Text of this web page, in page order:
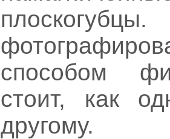
способом
стоит, как
другому.